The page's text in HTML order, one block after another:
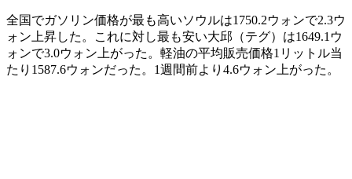
全国でガソリン価格が最も高いソウルは1750.2ウォンで2.3ウ
ォン上昇した。これに対し最も安い大邱（テグ）は1649.1ウ
ォンで3.0ウォン上がった。軽油の平均販売価格1リットル当
たり1587.6ウォンだった。1週間前より4.6ウォン上がった。